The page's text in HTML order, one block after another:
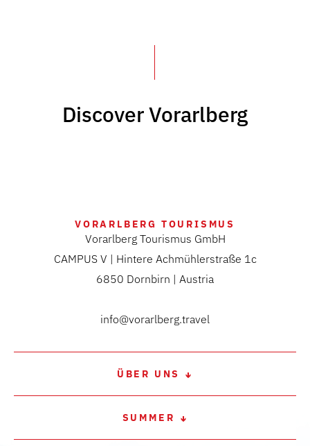
Discover Vorarlberg
VORARLBERG TOURISMUS
Vorarlberg Tourismus GmbH
CAMPUS V | Hintere Achmühlerstraße 1c
6850 Dornbirn | Austria
info@vorarlberg.travel
ÜBER UNS
SUMMER